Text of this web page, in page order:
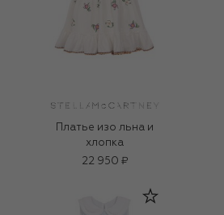
Платье изо льна и
хлопка
22 950 ₽